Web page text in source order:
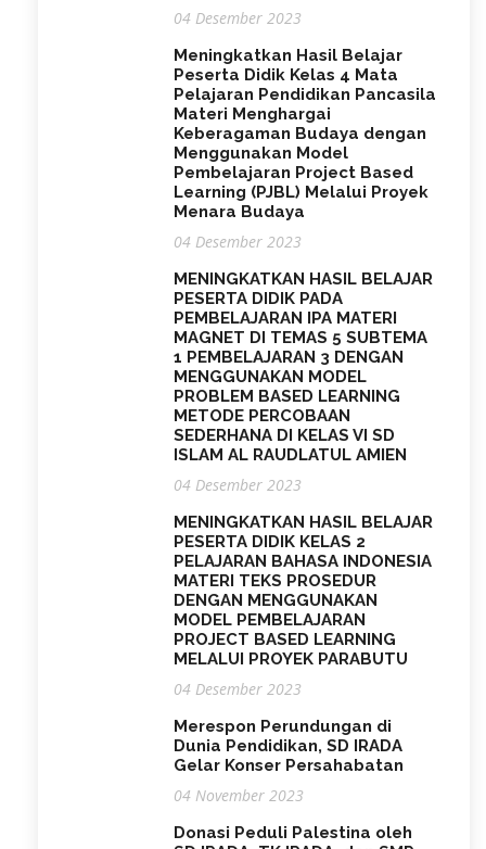
04 Desember 2023
Meningkatkan Hasil Belajar
Peserta Didik Kelas 4 Mata
Pelajaran Pendidikan Pancasila
Materi Menghargai
Keberagaman Budaya dengan
Menggunakan Model
Pembelajaran Project Based
Learning (PJBL) Melalui Proyek
Menara Budaya
04 Desember 2023
MENINGKATKAN HASIL BELAJAR
PESERTA DIDIK PADA
PEMBELAJARAN IPA MATERI
MAGNET DI TEMAS 5 SUBTEMA
1 PEMBELAJARAN 3 DENGAN
MENGGUNAKAN MODEL
PROBLEM BASED LEARNING
METODE PERCOBAAN
SEDERHANA DI KELAS VI SD
ISLAM AL RAUDLATUL AMIEN
04 Desember 2023
MENINGKATKAN HASIL BELAJAR
PESERTA DIDIK KELAS 2
PELAJARAN BAHASA INDONESIA
MATERI TEKS PROSEDUR
DENGAN MENGGUNAKAN
MODEL PEMBELAJARAN
PROJECT BASED LEARNING
MELALUI PROYEK PARABUTU
04 Desember 2023
Merespon Perundungan di
Dunia Pendidikan, SD IRADA
Gelar Konser Persahabatan
04 November 2023
Donasi Peduli Palestina oleh